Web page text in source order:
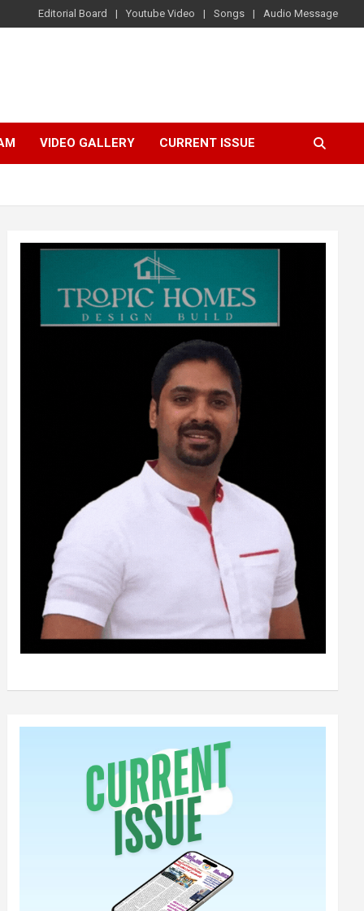
Editorial Board Youtube Video Songs Audio Message
VIDEO GALLERY CURRENT ISSUE